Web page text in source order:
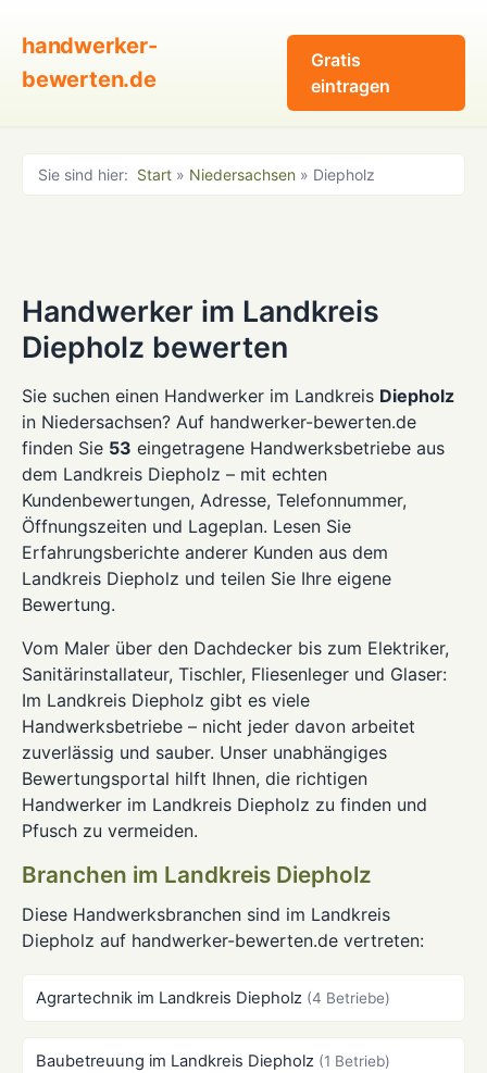
handwerker-
bewerten.de
Gratis
eintragen
Sie sind hier: Start » Niedersachsen » Diepholz
Handwerker im Landkreis
Diepholz bewerten
Sie suchen einen Handwerker im Landkreis Diepholz
in Niedersachsen? Auf handwerker-bewerten.de
finden Sie 53 eingetragene Handwerksbetriebe aus
dem Landkreis Diepholz – mit echten
Kundenbewertungen, Adresse, Telefonnummer,
Öffnungszeiten und Lageplan. Lesen Sie
Erfahrungsberichte anderer Kunden aus dem
Landkreis Diepholz und teilen Sie Ihre eigene
Bewertung.
Vom Maler über den Dachdecker bis zum Elektriker,
Sanitärinstallateur, Tischler, Fliesenleger und Glaser:
Im Landkreis Diepholz gibt es viele
Handwerksbetriebe – nicht jeder davon arbeitet
zuverlässig und sauber. Unser unabhängiges
Bewertungsportal hilft Ihnen, die richtigen
Handwerker im Landkreis Diepholz zu finden und
Pfusch zu vermeiden.
Branchen im Landkreis Diepholz
Diese Handwerksbranchen sind im Landkreis
Diepholz auf handwerker-bewerten.de vertreten:
Agrartechnik im Landkreis Diepholz (4 Betriebe)
Baubetreuung im Landkreis Diepholz (1 Betrieb)